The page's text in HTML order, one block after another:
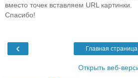
вместо точек вставляем URL картинки.
Спасибо!
‹ Главная страница
Открыть веб-